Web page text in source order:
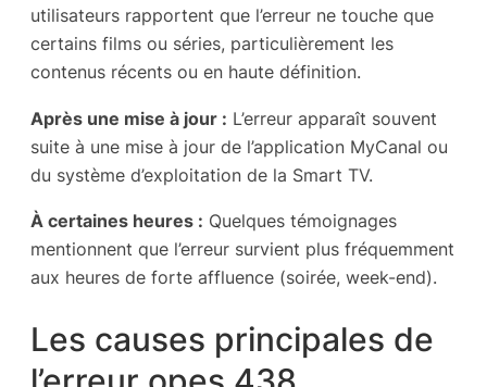
utilisateurs rapportent que l’erreur ne touche que
certains films ou séries, particulièrement les
contenus récents ou en haute définition.
Après une mise à jour : L’erreur apparaît souvent
suite à une mise à jour de l’application MyCanal ou
du système d’exploitation de la Smart TV.
À certaines heures : Quelques témoignages
mentionnent que l’erreur survient plus fréquemment
aux heures de forte affluence (soirée, week-end).
Les causes principales de